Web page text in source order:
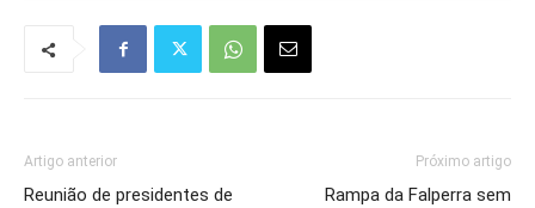
Artigo anterior
Reunião de presidentes de
Próximo artigo
Rampa da Falperra sem